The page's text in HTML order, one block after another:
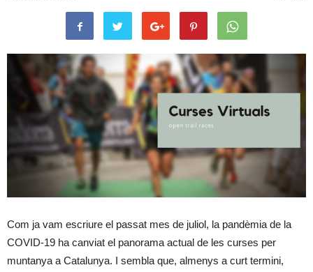
Com ja vam escriure el passat mes de juliol, la pandèmia de la
COVID-19 ha canviat el panorama actual de les curses per
muntanya a Catalunya. I sembla que, almenys a curt termini,